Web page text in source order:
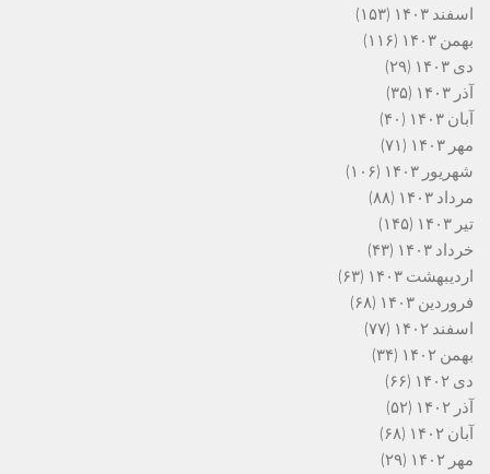
اسفند ۱۴۰۳
(۱۵۳)
بهمن ۱۴۰۳
(۱۱۶)
دی ۱۴۰۳
(۲۹)
آذر ۱۴۰۳
(۳۵)
آبان ۱۴۰۳
(۴۰)
مهر ۱۴۰۳
(۷۱)
شهریور ۱۴۰۳
(۱۰۶)
مرداد ۱۴۰۳
(۸۸)
تیر ۱۴۰۳
(۱۴۵)
خرداد ۱۴۰۳
(۴۳)
اردیبهشت ۱۴۰۳
(۶۳)
فروردین ۱۴۰۳
(۶۸)
اسفند ۱۴۰۲
(۷۷)
بهمن ۱۴۰۲
(۳۴)
دی ۱۴۰۲
(۶۶)
آذر ۱۴۰۲
(۵۲)
آبان ۱۴۰۲
(۶۸)
مهر ۱۴۰۲
(۲۹)